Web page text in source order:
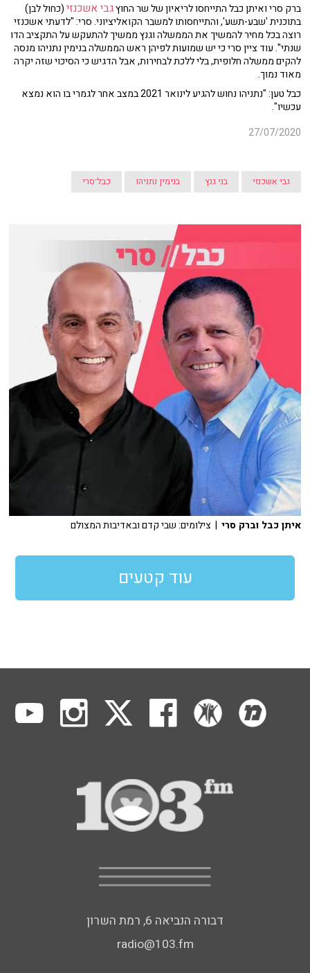
ברק סרי ואיתן כבל התייחסו לריאיון של שר החוץגבי אשכנזי(כחול לבן)
בתוכנית 'שבע-תשע', והתייחסותו למשבר הקואליציוני. סרי: "לדעתי אשכנזי
רוצה בכל מחיר להמשיך את הממשלה וגנץ ממשיך להתעקש על התקציב הדו
שנתי". עוד ציין סרי כי יש שמועות לפיהן ראש הממשלה בנימין נתניהו מנסה
להקים ממשלה חלופית, בלי ללכת לבחירות, אבל הדגיש כי הסיכוי שזה יקרה
מאוד נמוך.
כבל טען: "נתניהו נחוש להגיע לינואר 2021 במצב אחר לגמרי בו הוא נמצא
עכשיו".
27/07/2020
גבי אשכנזי בני גנץ בנימין נתניהו כבל־סרי
איתן כבל וברק סרי | צילומים: שבי קדם ובאדיבות המצולם
עוד קטעים
דבורה הנביאה 6, רמת השרון
radio@103.fm